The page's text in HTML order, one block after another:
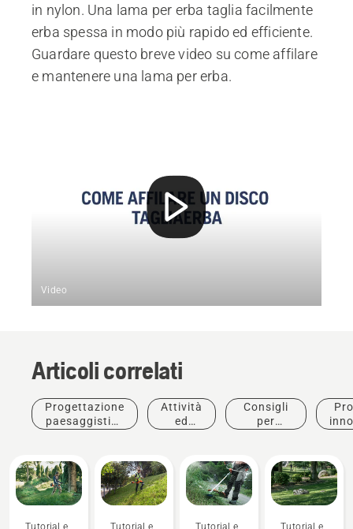
in nylon. Una lama per erba taglia facilmente
erba spessa in modo più rapido ed efficiente.
Guardare questo breve video su come affilare
e mantenere una lama per erba.
Video
Articoli correlati
Progettazione
paesaggistica
Attività
ed
Consigli
per